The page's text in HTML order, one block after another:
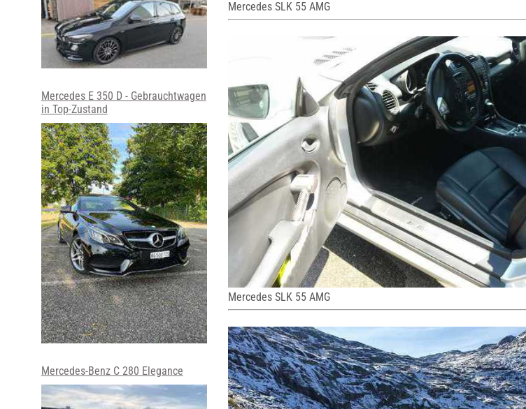
Mercedes SLK 55 AMG
Mercedes SLK 55 AMG
Mercedes E 350 D - Gebrauchtwagen
in Top-Zustand
Mercedes-Benz C 280 Elegance